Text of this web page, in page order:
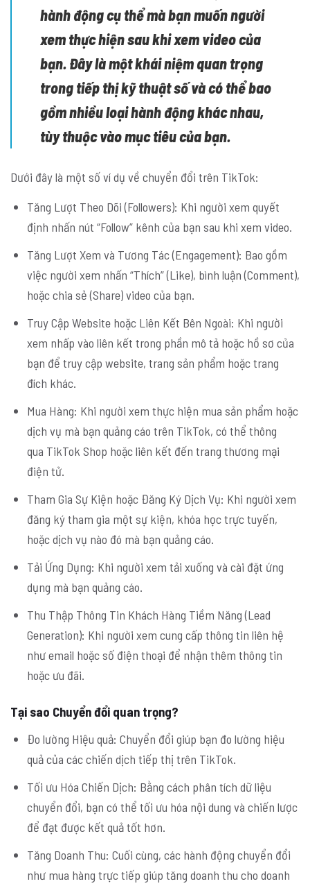
hành động cụ thể mà bạn muốn người
xem thực hiện sau khi xem video của
bạn. Đây là một khái niệm quan trọng
trong tiếp thị kỹ thuật số và có thể bao
gồm nhiều loại hành động khác nhau,
tùy thuộc vào mục tiêu của bạn.
Dưới đây là một số ví dụ về chuyển đổi trên TikTok:
Tăng Lượt Theo Dõi (Followers): Khi người xem quyết
định nhấn nút “Follow” kênh của bạn sau khi xem video.
Tăng Lượt Xem và Tương Tác (Engagement): Bao gồm
việc người xem nhấn “Thích” (Like), bình luận (Comment),
hoặc chia sẻ (Share) video của bạn.
Truy Cập Website hoặc Liên Kết Bên Ngoài: Khi người
xem nhấp vào liên kết trong phần mô tả hoặc hồ sơ của
bạn để truy cập website, trang sản phẩm hoặc trang
đích khác.
Mua Hàng: Khi người xem thực hiện mua sản phẩm hoặc
dịch vụ mà bạn quảng cáo trên TikTok, có thể thông
qua TikTok Shop hoặc liên kết đến trang thương mại
điện tử.
Tham Gia Sự Kiện hoặc Đăng Ký Dịch Vụ: Khi người xem
đăng ký tham gia một sự kiện, khóa học trực tuyến,
hoặc dịch vụ nào đó mà bạn quảng cáo.
Tải Ứng Dụng: Khi người xem tải xuống và cài đặt ứng
dụng mà bạn quảng cáo.
Thu Thập Thông Tin Khách Hàng Tiềm Năng (Lead
Generation): Khi người xem cung cấp thông tin liên hệ
như email hoặc số điện thoại để nhận thêm thông tin
hoặc ưu đãi.
Tại sao Chuyển đổi quan trọng?
Đo lường Hiệu quả: Chuyển đổi giúp bạn đo lường hiệu
quả của các chiến dịch tiếp thị trên TikTok.
Tối ưu Hóa Chiến Dịch: Bằng cách phân tích dữ liệu
chuyển đổi, bạn có thể tối ưu hóa nội dung và chiến lược
để đạt được kết quả tốt hơn.
Tăng Doanh Thu: Cuối cùng, các hành động chuyển đổi
như mua hàng trực tiếp giúp tăng doanh thu cho doanh